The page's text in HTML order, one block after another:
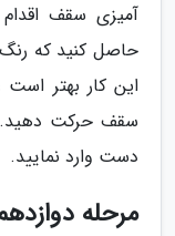
آمیزی سقف اقدام
حاصل کنید که
سقف حرکت دهید.
دست وارد نمایید.
مرحله